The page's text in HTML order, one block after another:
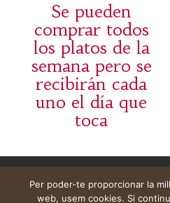
Se pueden
comprar todos
los platos de la
semana pero se
recibirán cada
uno el día que
toca
Per poder-te proporcionar la
web, usem cookies. Si